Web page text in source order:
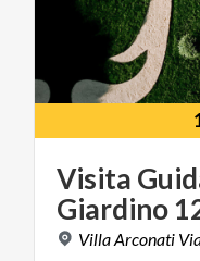
Visita
Giardino
VillaArconati